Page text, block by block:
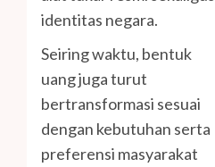
identitas negara.
Seiring waktu, bentuk
uang juga turut
bertransformasi sesuai
dengan kebutuhan serta
preferensi masyarakat